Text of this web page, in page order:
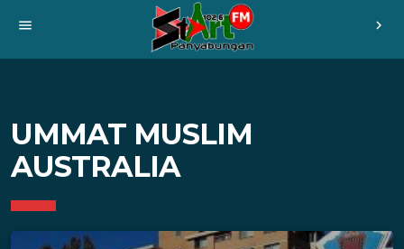
menu chevron_right
UMMAT MUSLIM
AUSTRALIA